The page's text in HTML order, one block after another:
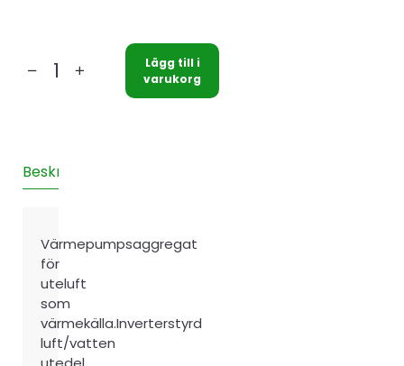
Bosch
mängd
Lägg till i
varukorg
Beskrivning
Värmepumpsaggregat
för
uteluft
som
värmekälla.Inverterstyrd
luft/vatten